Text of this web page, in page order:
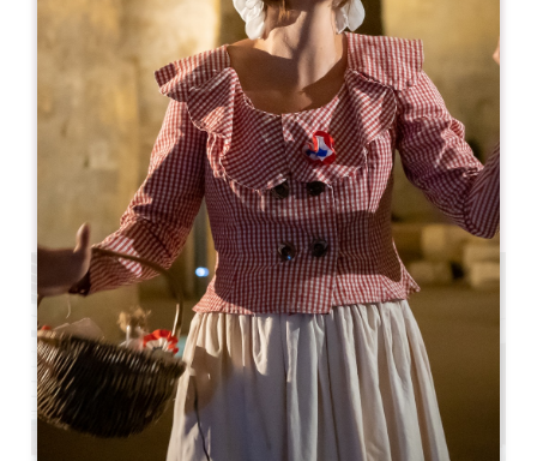
Dégustation commentée de vins
33330 Saint-Emilion
05 57 55 28 20
联系我们